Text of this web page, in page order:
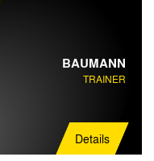
BAUMANN
TRAINER
Details